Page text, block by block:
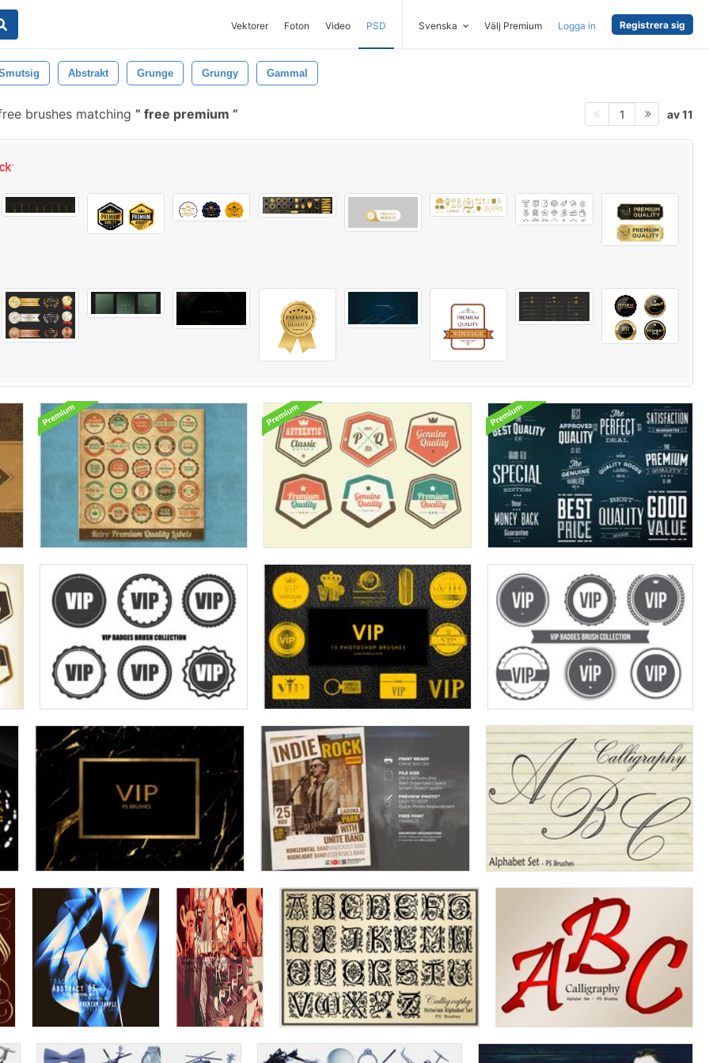
Vektorer Foton Video PSD Svenska Välj Premium Logga in Registrera sig
Abstrakt Grunge Grungy Gammal
brushes matching free premium 1 av 11